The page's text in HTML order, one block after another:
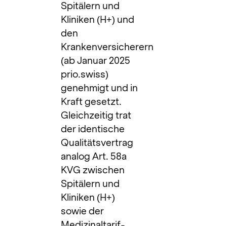
Spitälern und
Kliniken (H+) und
den
Krankenversicherern
(ab Januar 2025
prio.swiss)
genehmigt und in
Kraft gesetzt.
Gleichzeitig trat
der identische
Qualitätsvertrag
analog Art. 58a
KVG zwischen
Spitälern und
Kliniken (H+)
sowie der